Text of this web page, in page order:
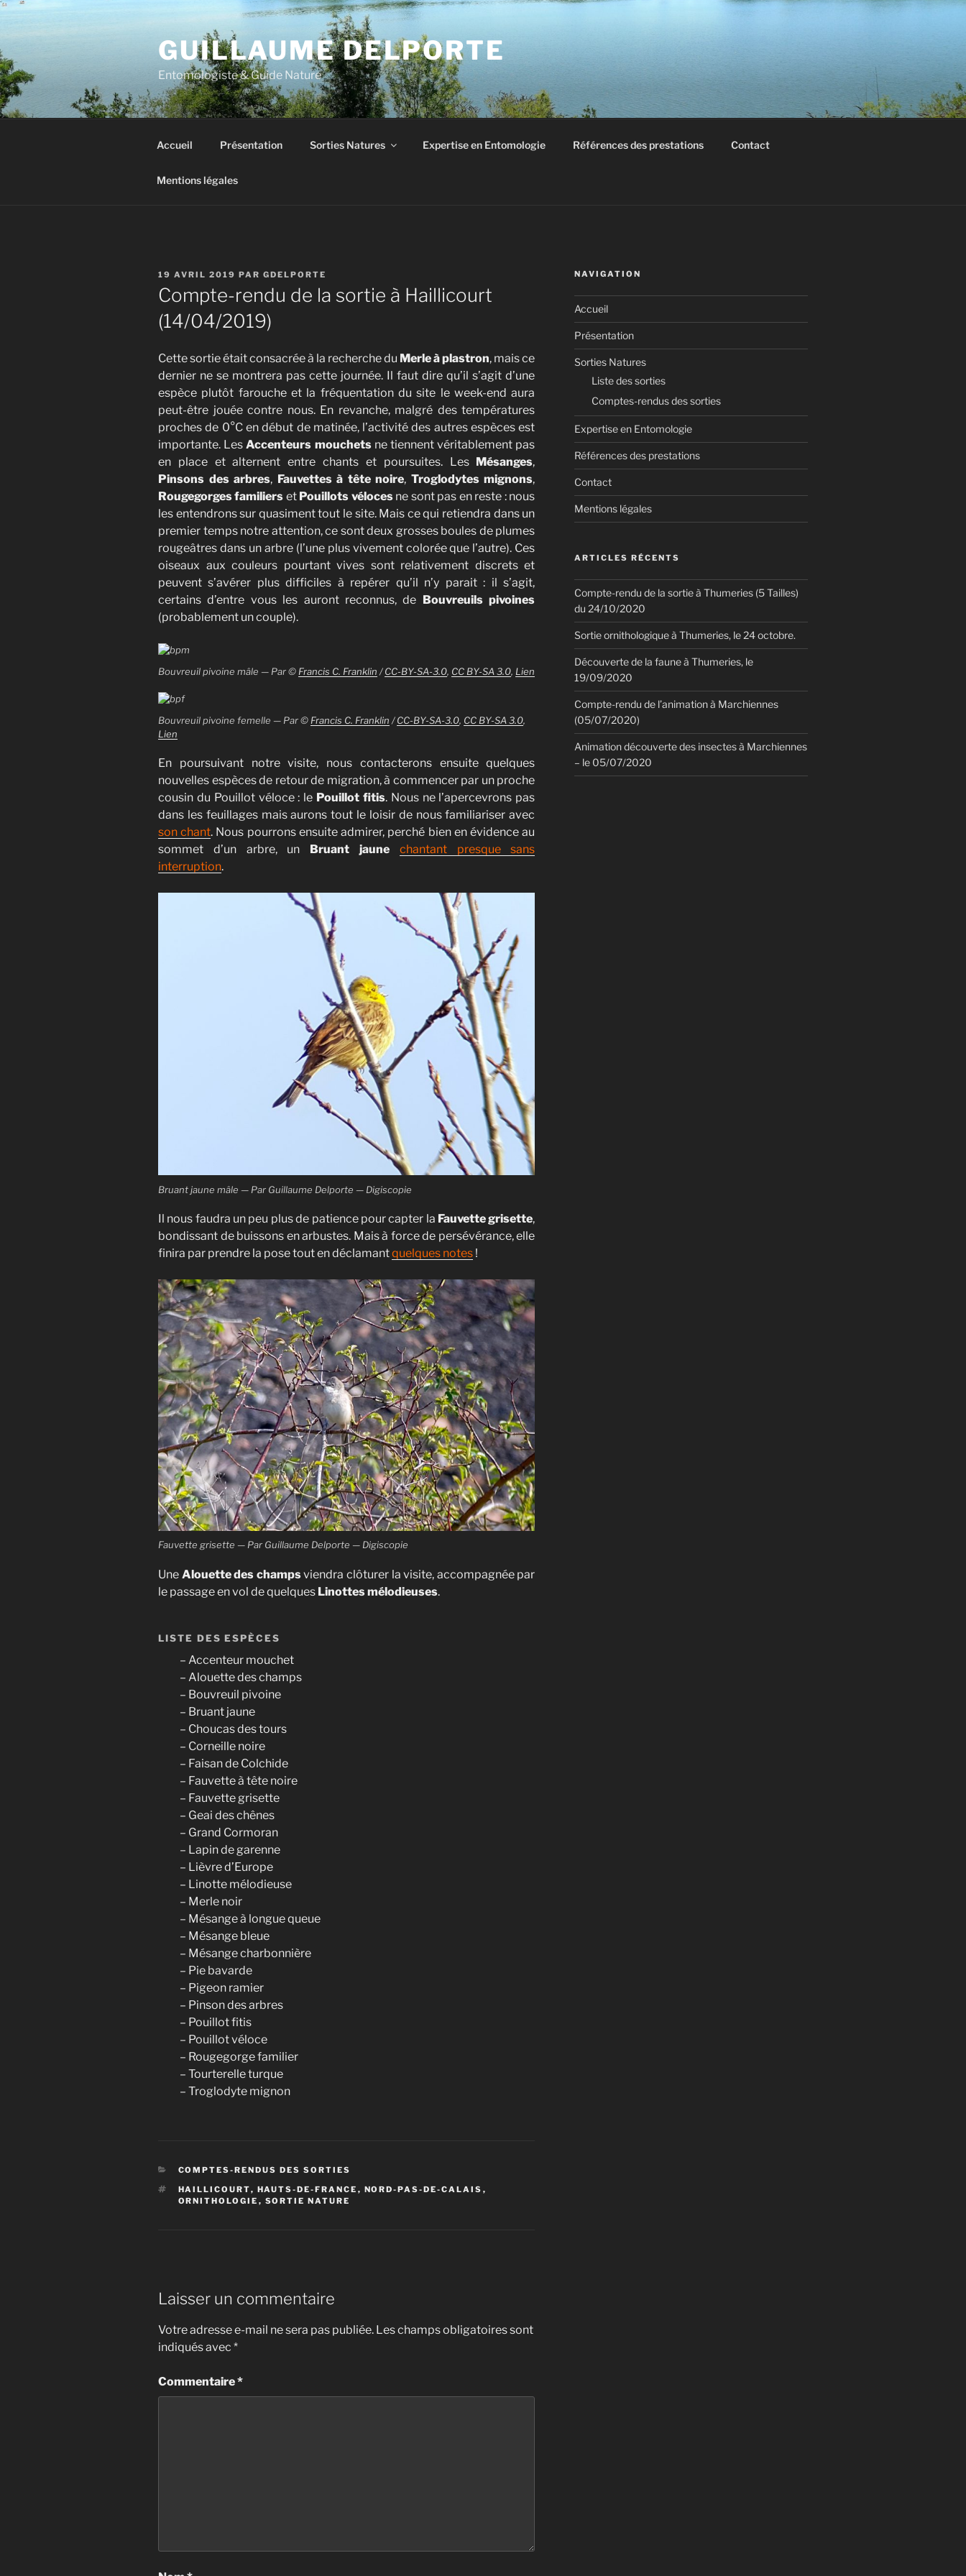
Aller
contenu
principal
GUILLAUME DELPORTE
Entomologiste & Guide Nature
Accueil Présentation Sorties Natures Expertise en Entomologie Références des prestations Contact
Mentions légales
PUBLIÉ
LE
19 AVRIL 2019 PAR GDELPORTE
Compte-rendu de la sortie à Haillicourt
(14/04/2019)
Cette sortie était consacrée à la recherche du Merle à plastron, mais ce
dernier ne se montrera pas cette journée. Il faut dire qu’il s’agit d’une
espèce plutôt farouche et la fréquentation du site le week-end aura
peut-être jouée contre nous. En revanche, malgré des températures
proches de 0°C en début de matinée, l’activité des autres espèces est
importante. LesAccenteurs mouchetsne tiennent véritablement pas
en place et alternent entre chants et poursuites. Les Mésanges,
Pinsons des arbres, Fauvettes à tête noire, Troglodytes mignons,
Rougegorges familiers et Pouillots vélocesne sont pas en reste : nous
les entendrons sur quasiment tout le site. Mais ce qui retiendra dans un
premier temps notre attention, ce sont deux grosses boules de plumes
rougeâtres dans un arbre (l’une plus vivement colorée que l’autre). Ces
oiseaux aux couleurs pourtant vives sont relativement discrets et
peuvent s’avérer plus difficiles à repérer qu’il n’y parait : il s’agit,
certains d’entre vous les auront reconnus, de Bouvreuils pivoines
(probablement un couple).
Bouvreuil pivoine mâle — Par © Francis C. Franklin /CC-BY-SA-3.0, CC BY-SA 3.0, Lien
Bouvreuil pivoine femelle — Par © Francis C. Franklin /CC-BY-SA-3.0, CC BY-SA 3.0,
Lien
En poursuivant notre visite, nous contacterons ensuite quelques
nouvelles espèces de retour de migration, à commencer par un proche
cousin du Pouillot véloce : le Pouillot fitis. Nous ne l’apercevrons pas
dans les feuillages mais aurons tout le loisir de nous familiariser avec
son chant. Nous pourrons ensuite admirer, perché bien en évidence au
sommet d’un arbre, un Bruant jaune
chantant presque sans
interruption.
Bruant jaune mâle — Par Guillaume Delporte — Digiscopie
Il nous faudra un peu plus de patience pour capter la Fauvette grisette,
bondissant de buissons en arbustes. Mais à force de persévérance, elle
finira par prendre la pose tout en déclamantquelques notes !
Fauvette grisette — Par Guillaume Delporte — Digiscopie
Une Alouette des champsviendra clôturer la visite, accompagnée par
le passage en vol de quelques Linottes mélodieuses.
LISTE DES ESPÈCES
– Accenteur mouchet
– Alouette des champs
– Bouvreuil pivoine
– Bruant jaune
– Choucas des tours
– Corneille noire
– Faisan de Colchide
– Fauvette à tête noire
– Fauvette grisette
– Geai des chênes
– Grand Cormoran
– Lapin de garenne
– Lièvre d’Europe
– Linotte mélodieuse
– Merle noir
– Mésange à longue queue
– Mésange bleue
– Mésange charbonnière
– Pie bavarde
– Pigeon ramier
– Pinson des arbres
– Pouillot fitis
– Pouillot véloce
– Rougegorge familier
– Tourterelle turque
– Troglodyte mignon
CATÉGORIES
COMPTES-RENDUS DES SORTIES
ÉTIQUETTES
HAILLICOURT, HAUTS-DE-FRANCE , NORD-PAS-DE-CALAIS ,
ORNITHOLOGIE , SORTIE NATURE
Laisser un commentaire
Votre adresse e-mail ne sera pas publiée. Les champs obligatoires sont
indiqués avec *
Commentaire*
NAVIGATION
Accueil
Présentation
Sorties Natures
Liste des sorties
Comptes-rendus des sorties
Expertise en Entomologie
Références des prestations
Contact
Mentions légales
ARTICLES RÉCENTS
Compte-rendu de la sortie à Thumeries (5 Tailles)
du 24/10/2020
Sortie ornithologique à Thumeries, le 24 octobre.
Découverte de la faune à Thumeries, le
19/09/2020
Compte-rendu de l’animation à Marchiennes
(05/07/2020)
Animation découverte des insectes à Marchiennes
– le 05/07/2020